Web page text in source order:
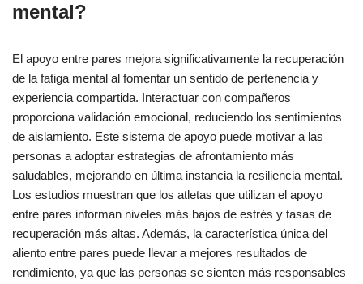
mental?
El apoyo entre pares mejora significativamente la recuperación
de la fatiga mental al fomentar un sentido de pertenencia y
experiencia compartida. Interactuar con compañeros
proporciona validación emocional, reduciendo los sentimientos
de aislamiento. Este sistema de apoyo puede motivar a las
personas a adoptar estrategias de afrontamiento más
saludables, mejorando en última instancia la resiliencia mental.
Los estudios muestran que los atletas que utilizan el apoyo
entre pares informan niveles más bajos de estrés y tasas de
recuperación más altas. Además, la característica única del
aliento entre pares puede llevar a mejores resultados de
rendimiento, ya que las personas se sienten más responsables